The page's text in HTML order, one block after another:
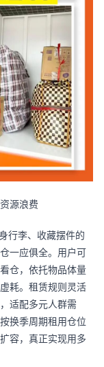
源浪费
行李、收藏摆件的
一应俱全。用户可
仓，依托物品体量
耗。租赁规则灵活
适配多元人群需
换季周期租用仓位
容，真正实现用多